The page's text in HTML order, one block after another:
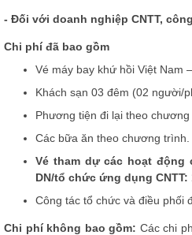
- Đối với doanh nghiệp CNTT,
Chi phí đã bao gồm
Vé máy bay khứ hồi Việt Nam
Khách sạn 03 đêm (02 người/
Phương tiện đi lại theo
Các bữa ăn theo chương trình.
Vé tham dự các hoạt động
DN/tổ chức ứng dụng CNTT:
Công tác tổ chức và điều phối
Chi phí không bao gồm: Các chi